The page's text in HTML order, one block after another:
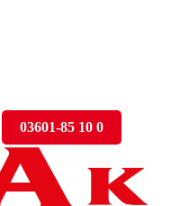
03601-85 10 0